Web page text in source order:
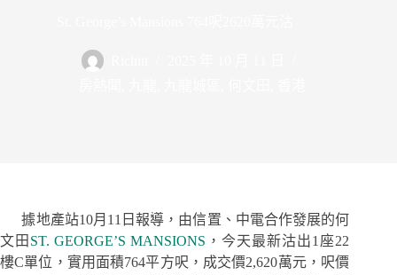
據地產站10月11日報導，由信置、中電合作發展的何
文田 ST. GEORGE’S MANSIONS ，今天最新沽出1座22
樓C單位，實用面積764平方呎，成交價2,620萬元，呎價